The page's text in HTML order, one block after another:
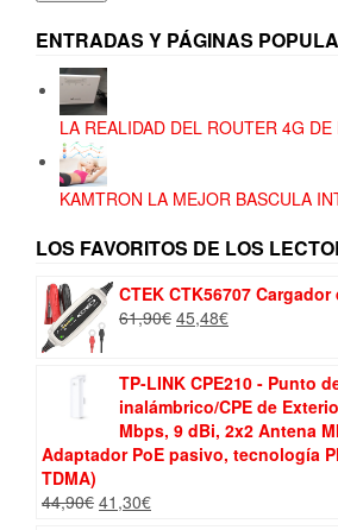
ENTRADAS Y PÁGINAS
LA REALIDAD DEL ROUTER 4G
KAMTRON LA MEJOR BASCULA
LOS FAVORITOS DE LOS
CTEK CTK56707
61,90€ El
era:
61,90€.
45,48€El
es:
45,48€.
TP-LINK CPE210 - Punto
inalámbrico/CPE de
Mbps, 9 dBi, 2x2 Antena
Adaptador PoE pasivo, tecnología
TDMA)
44,90€ El
41,30€El